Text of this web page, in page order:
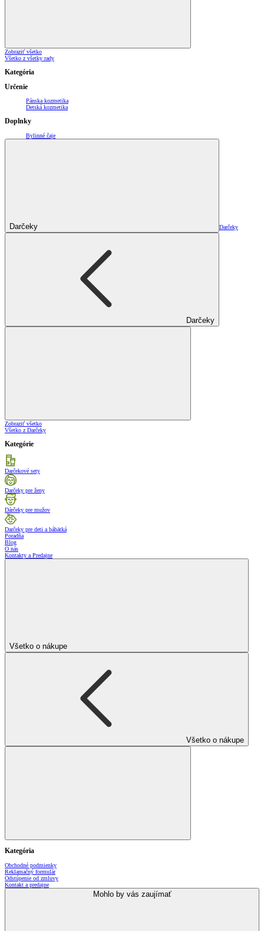
Zobraziť všetko
Všetko z všetky rady
Kategória
Určenie
Pánska kozmetika
Detská kozmetika
Doplnky
Bylinné čaje
Darčeky Darčeky
Darčeky
Zobraziť všetko
Všetko z Darčeky
Kategórie
Darčekové sety
Darčeky pre ženy
Dárčeky pre mužov
Darčeky pre deti a bábätká
Poradňa
Blog
O nás
Kontakty a Predajne
Všetko o nákupe
Všetko o nákupe
Kategória
Obchodné podmienky
Reklamačný formulár
Odstúpenie od zmluvy
Kontakt a predajne
Mohlo by vás zaujímať